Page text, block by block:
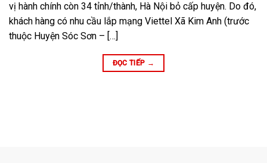
vị hành chính còn 34 tỉnh/thành, Hà Nội bỏ cấp huyện. Do đó,
khách hàng có nhu cầu lắp mạng Viettel Xã Kim Anh (trước
thuộc Huyện Sóc Sơn – […]
ĐỌC TIẾP →